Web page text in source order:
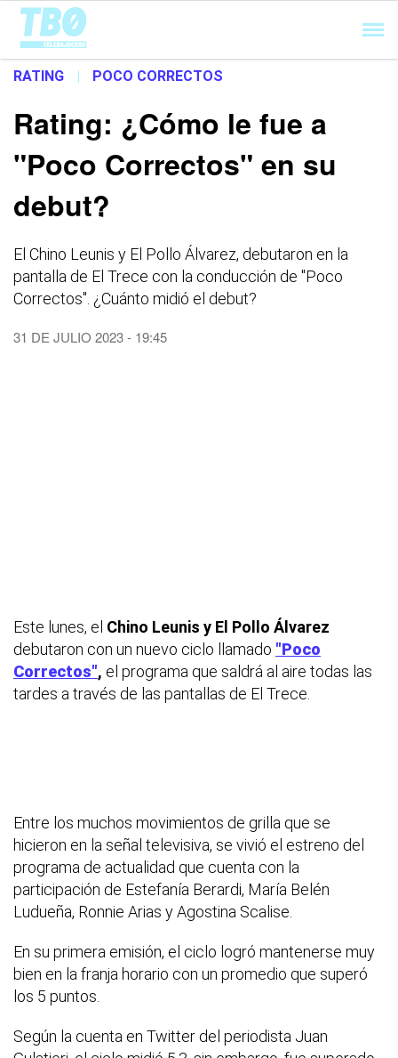
Cargando...
RATING | POCO CORRECTOS
Rating: ¿Cómo le fue a
"Poco Correctos" en su
debut?
El Chino Leunis y El Pollo Álvarez, debutaron en la
pantalla de El Trece con la conducción de "Poco
Correctos". ¿Cuánto midió el debut?
31 DE JULIO 2023 - 19:45
Este lunes, el Chino Leunis y El Pollo Álvarez
debutaron con un nuevo ciclo llamado "Poco
Correctos", el programa que saldrá al aire todas las
tardes a través de las pantallas de El Trece.
Entre los muchos movimientos de grilla que se
hicieron en la señal televisiva, se vivió el estreno del
programa de actualidad que cuenta con la
participación de Estefanía Berardi, María Belén
Ludueña, Ronnie Arias y Agostina Scalise.
En su primera emisión, el ciclo logró mantenerse muy
bien en la franja horario con un promedio que superó
los 5 puntos.
Según la cuenta en Twitter del periodista Juan